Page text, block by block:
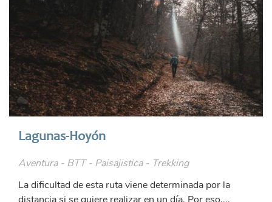
Lagunas-Hoyón
Aventura - BTT - Paisajistica - Trekking
La dificultad de esta ruta viene determinada por la